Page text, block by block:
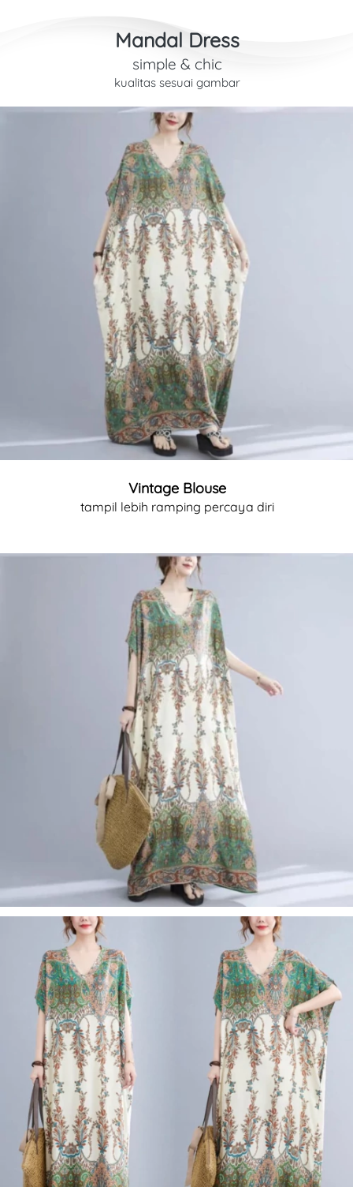
Mandal Dress
simple & chic
kualitas sesuai gambar
Vintage Blouse
tampil lebih ramping percaya diri